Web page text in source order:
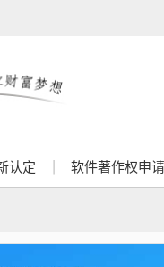
认定 软件著作权申请